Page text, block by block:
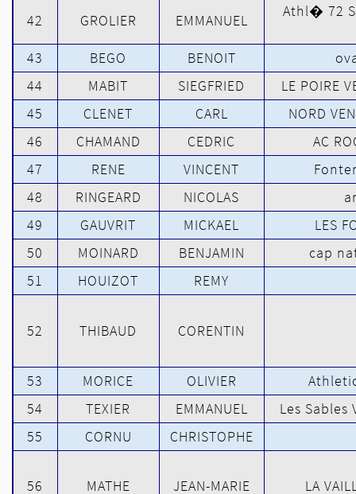
42 GROLIER EMMANUEL
Athl� 72 S/
43 BEGO BENOIT
44
MABIT SIEGFRIED
LE POIRE
45
CLENET CARL
NORD
46
CHAMAND CEDRIC
AC
47
RENE VINCENT
48
RINGEARD NICOLAS
49
GAUVRIT MICKAEL
LES
50
MOINARD BENJAMIN
cap
51
HOUIZOT REMY
52 THIBAUD CORENTIN
53 MORICE OLIVIER
54
TEXIER EMMANUEL
Les
55
CORNU CHRISTOPHE
56 MATHE JEAN-MARIE LA